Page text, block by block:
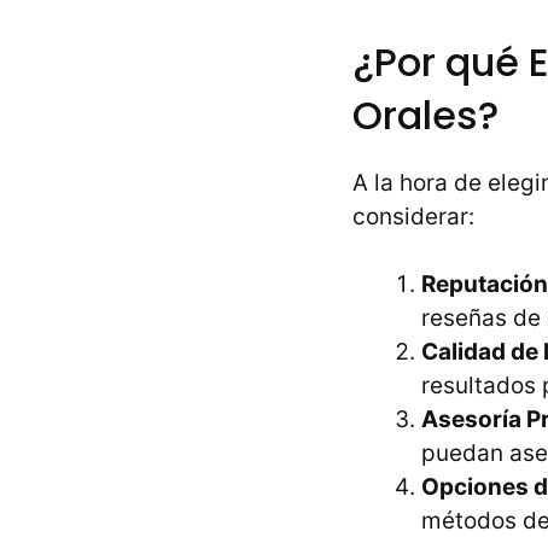
¿Por qué
Orales?
A la hora de
considerar:
reseñas
Calidad
resultados
Asesoría
puedan
Opciones
métodos